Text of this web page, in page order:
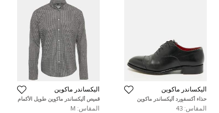
أليكساندر ماكوين
حذاء أكسفورد أليكساندر ماكوين
برباط جلد أسود مقاس 43
المقاس: 43
أليكساندر ماكوين
قميص أليكساندر ماكوين طويل الأكمام
قطن بطبعة جمجمة أسود وسط
المقاس: M